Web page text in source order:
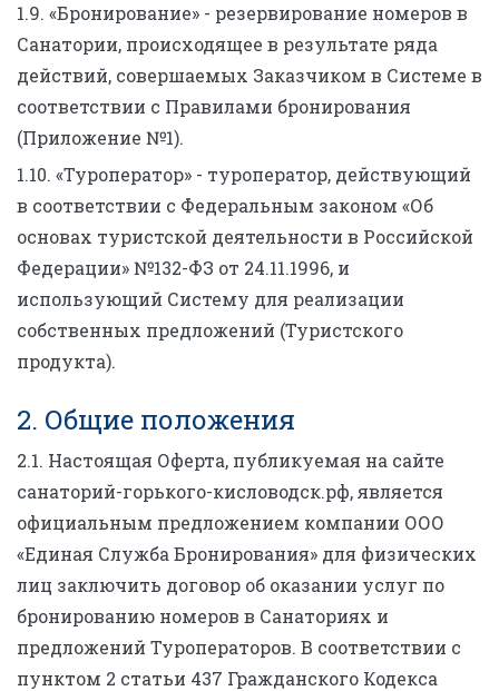
1.9. «Бронирование» - резервирование номеров в
Санатории, происходящее в результате ряда
действий, совершаемых Заказчиком в Системе в
соответствии с Правилами бронирования
(Приложение №1).
1.10. «Туроператор» - туроператор, действующий
в соответствии с Федеральным законом «Об
основах туристской деятельности в Российской
Федерации» №132-ФЗ от 24.11.1996, и
использующий Систему для реализации
собственных предложений (Туристского
продукта).
2. Общие положения
2.1. Настоящая Оферта, публикуемая на сайте
санаторий-горького-кисловодск.рф, является
официальным предложением компании ООО
«Единая Служба Бронирования» для физических
лиц заключить договор об оказании услуг по
бронированию номеров в Санаториях и
предложений Туроператоров. В соответствии с
пунктом 2 статьи 437 Гражданского Кодекса